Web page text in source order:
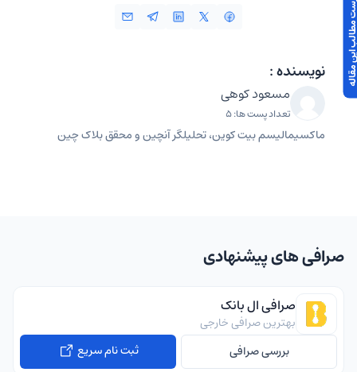
نویسنده :
مسعود کوهی
تعداد پست ها: 5
ماکسیمالیسم بیت کوین، تحلیلگر آنچین و محقق بلاک چین
مقاله
صرافی های پیشنهادی
صرافی ال بانک
بهترین صرافی خارجی
بررسی صرافی
ثبت نام سریع